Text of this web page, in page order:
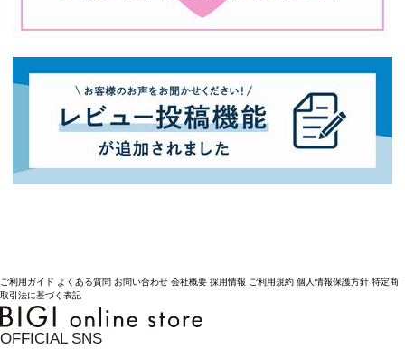
ご利用ガイド よくある質問 お問い合わせ 会社概要 採用情報 ご利用規約 個人情報保護方針 特定商
取引法に基づく表記
OFFICIAL SNS